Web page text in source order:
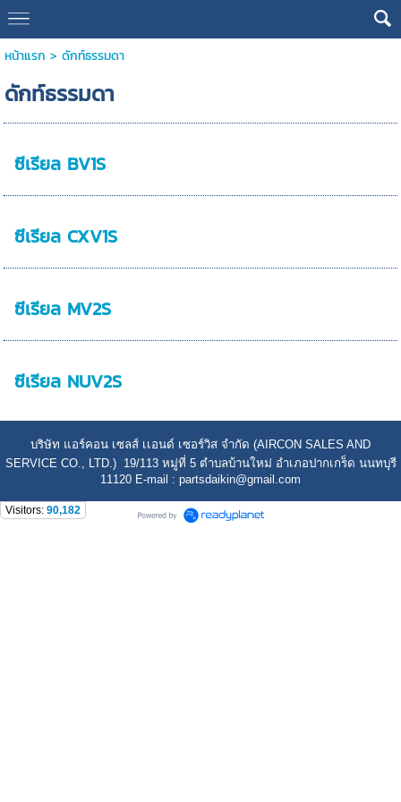
หน้าแรก > ดักท์ธรรมดา
ดักท์ธรรมดา
ซีเรียล BV1S
ซีเรียล CXV1S
ซีเรียล MV2S
ซีเรียล NUV2S
บริษัท แอร์คอน เซลส์ เเอนด์ เซอร์วิส จำกัด (AIRCON SALES AND
SERVICE CO., LTD.) 19/113 หมู่ที่ 5 ตำบลบ้านใหม่ อำเภอปากเกร็ด นนทบุรี
11120 E-mail : partsdaikin@gmail.com
Visitors: 90,182